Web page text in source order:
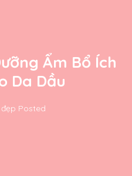
Ẩm Bổ Ích
Da Dầu
Posted